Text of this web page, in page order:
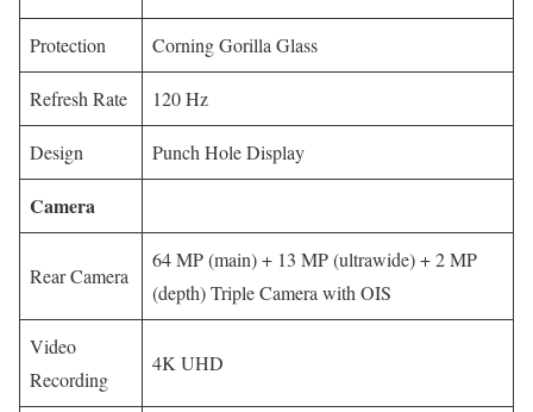
Protection Corning Gorilla Glass
Refresh Rate 120 Hz
Design Punch Hole Display
Camera
Rear Camera
64 MP (main) + 13 MP (ultrawide) + 2 MP
(depth) Triple Camera with OIS
Video
Recording
4K UHD